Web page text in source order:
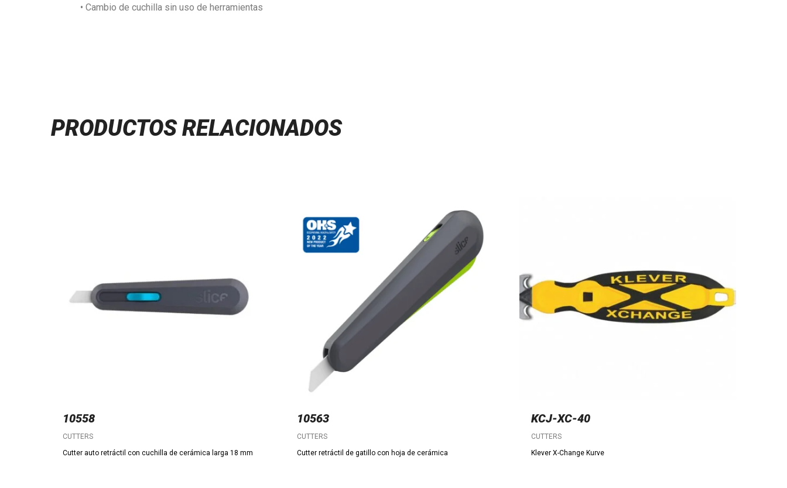
• Cambio de cuchilla sin uso de herramientas
PRODUCTOS RELACIONADOS
10558
CUTTERS
Cutter auto retráctil con cuchilla de cerámica larga 18 mm
10563
CUTTERS
Cutter retráctil de gatillo con hoja de cerámica
KCJ-XC-40
CUTTERS
Klever X-Change Kurve